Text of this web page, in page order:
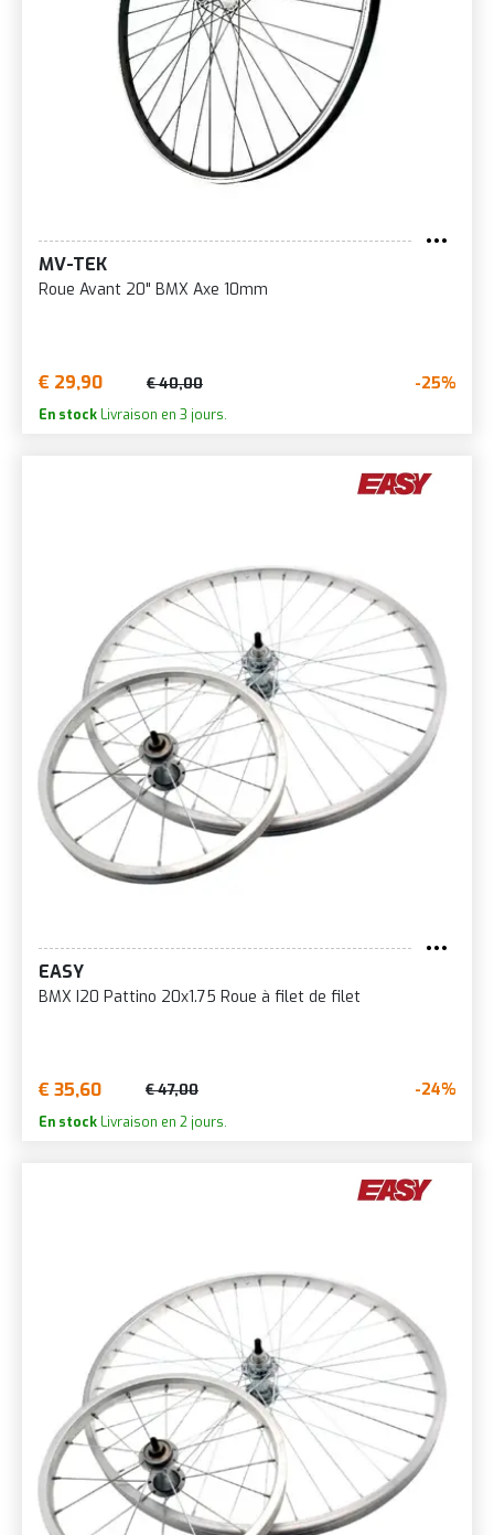
MV-TEK
Roue Avant 20" BMX Axe 10mm
€ 29,90 € 40,00 -25%
En stock Livraison en 3 jours.
EASY
BMX I20 Pattino 20x1.75 Roue à filet de filet
€ 35,60 € 47,00 -24%
En stock Livraison en 2 jours.